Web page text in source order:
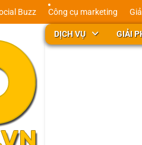
Buzz Công cụ marketing
DỊCH VỤ GIẢI